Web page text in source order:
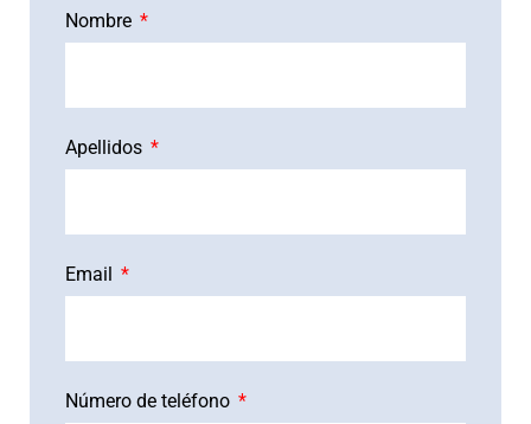
Nombre
Apellidos
Email
Número de teléfono